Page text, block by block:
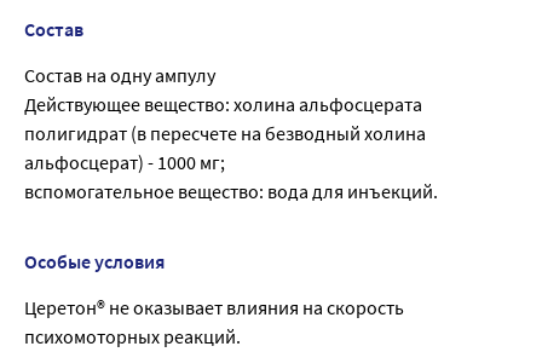
Состав
Состав на одну ампулу
Действующее вещество: холина альфосцерата
полигидрат (в пересчете на безводный холина
альфосцерат) - 1000 мг;
вспомогательное вещество: вода для инъекций.
Особые условия
Церетон® не оказывает влияния на скорость
психомоторных реакций.